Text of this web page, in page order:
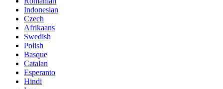
Indonesian
Czech
Afrikaans
Swedish
Polish
Basque
Catalan
Esperanto
Hindi